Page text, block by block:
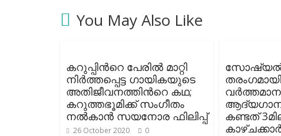
You May Also Like
കറുപ്പിന്‍റെ പേരില്‍ മാറ്റി
നിര്‍ത്തപ്പെട്ട ഗായികയുടെ
അതിജീവനത്തിന്‍റെ കഥ;
കറുത്തഭൂമിക്ക് സംഗീതം
നല്‍കാന്‍ സയനോര ഫിലിപ്പ്
26 October 2020 0
സോഷ്യൽ
തരംഗമായി
കണ്ടത്